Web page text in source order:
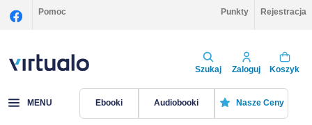
Pomoc Punkty Rejestracja
Szukaj Zaloguj Koszyk
MENU Ebooki Audiobooki Nasze Ceny